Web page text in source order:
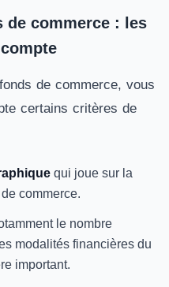
de commerce : les
de commerce, vous
certains critères de
qui joue sur la
commerce.
le nombre
modalités financières du
important.